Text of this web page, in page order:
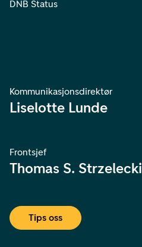
DNB Status
Kommunikasjonsdirektør
Liselotte Lunde
Frontsjef
Thomas S. Strzelecki
Tips oss